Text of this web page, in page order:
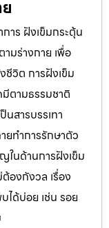
าร ฝังเข็มกระตุ้น
ามร่างกาย เพื่อ
ชีวิต การฝังเข็ม
มีตามธรรมชาติ
นสารบรรเทา
ยทำการรักษาตัว
ในด้านการฝังเข็ม
ต้องกังวล เรื่อง
ได้บ่อย เช่น รอย